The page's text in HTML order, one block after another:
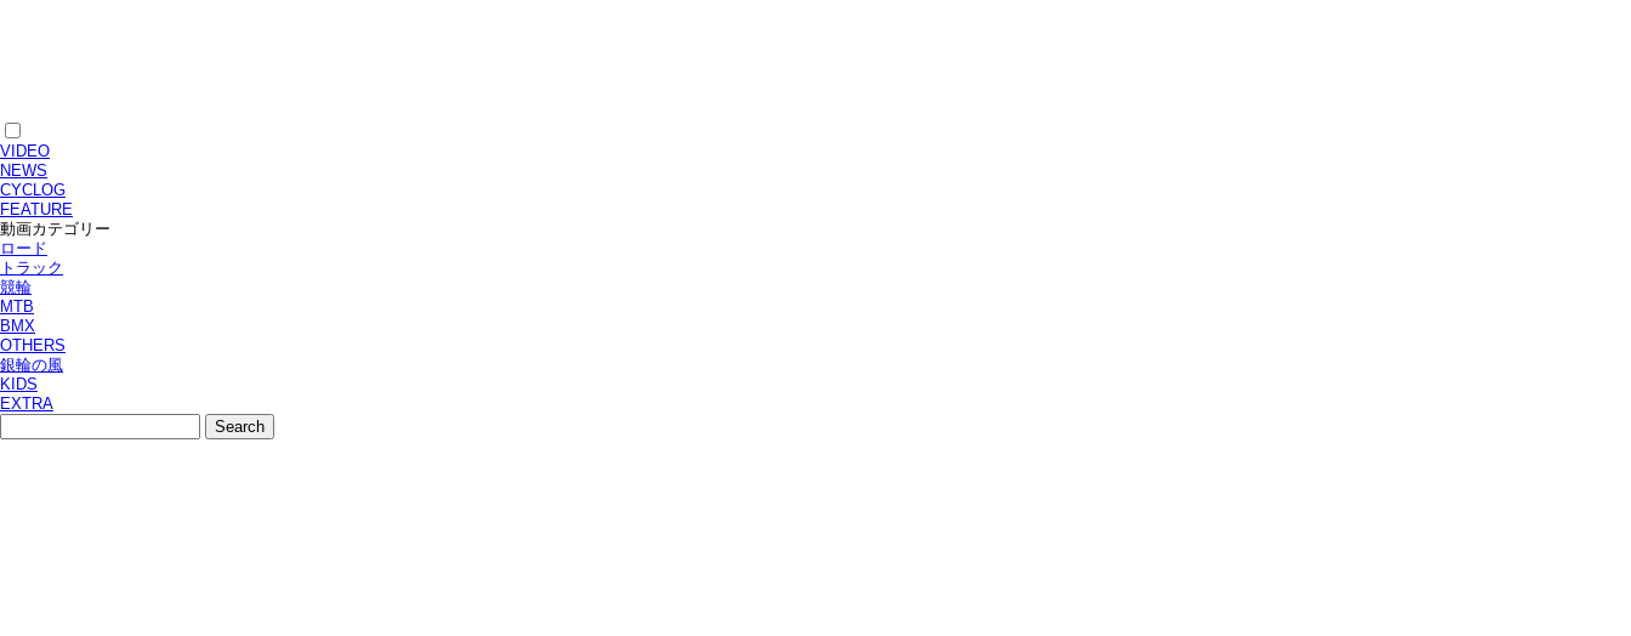
VIDEO
NEWS
CYCLOG
FEATURE
動画カテゴリー
ロード
トラック
競輪
MTB
BMX
OTHERS
銀輪の風
KIDS
EXTRA